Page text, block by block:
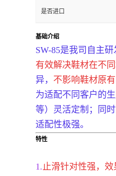
是否进口
基础介绍
SW-85是我司自主
有效解决鞋材在不
异， 不影响鞋材原
为适配不同客户的
等）灵活定制；同
适配性极强。
特性
1.止滑针对性强，效